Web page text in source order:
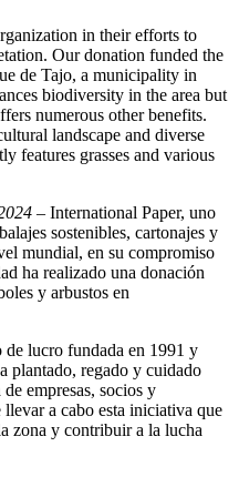
– International Paper, uno
sostenibles, cartonajes y
mundial, en su compromiso
ha realizado una donación
y arbustos en
de lucro fundada en 1991 y
plantado, regado y cuidado
empresas, socios y
a cabo esta iniciativa que
zona y contribuir a la lucha